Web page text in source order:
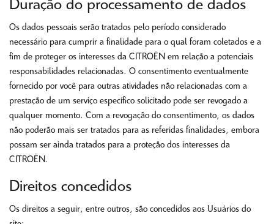
Duração do processamento de dados
Os dados pessoais serão tratados pelo período considerado
necessário para cumprir a finalidade para o qual foram coletados e a
fim de proteger os interesses da CITROËN em relação a potenciais
responsabilidades relacionadas. O consentimento eventualmente
fornecido por você para outras atividades não relacionadas com a
prestação de um serviço específico solicitado pode ser revogado a
qualquer momento. Com a revogação do consentimento, os dados
não poderão mais ser tratados para as referidas finalidades, embora
possam ser ainda tratados para a proteção dos interesses da
CITROËN.
Direitos concedidos
Os direitos a seguir, entre outros, são concedidos aos Usuários do